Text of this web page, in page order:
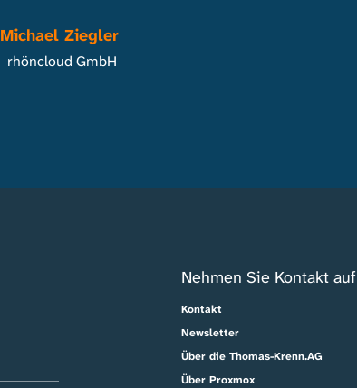
Michael Ziegler
rhöncloud GmbH
Nehmen Sie Kontakt auf
Kontakt
Newsletter
Über die Thomas-Krenn.AG
Über Proxmox